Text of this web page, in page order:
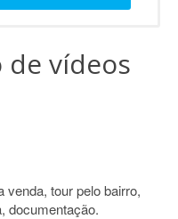
de vídeos
venda, tour pelo bairro,
documentação.